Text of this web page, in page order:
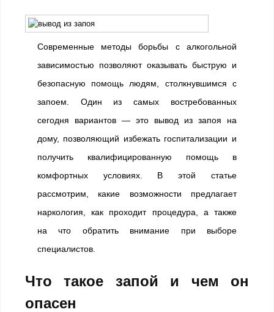
Современные методы борьбы с алкогольной
зависимостью позволяют оказывать быструю и
безопасную помощь людям, столкнувшимся с
запоем. Один из самых востребованных
сегодня вариантов — это вывод из запоя на
дому, позволяющий избежать госпитализации и
получить квалифицированную помощь в
комфортных условиях. В этой статье
рассмотрим, какие возможности предлагает
наркология, как проходит процедура, а также
на что обратить внимание при выборе
специалистов.
Что такое запой и чем он
опасен